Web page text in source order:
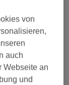
von
auch
Webseite an
und